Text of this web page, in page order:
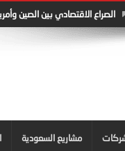
سوق العمل في اوروبا: تحولات من
مشاريع السعودية